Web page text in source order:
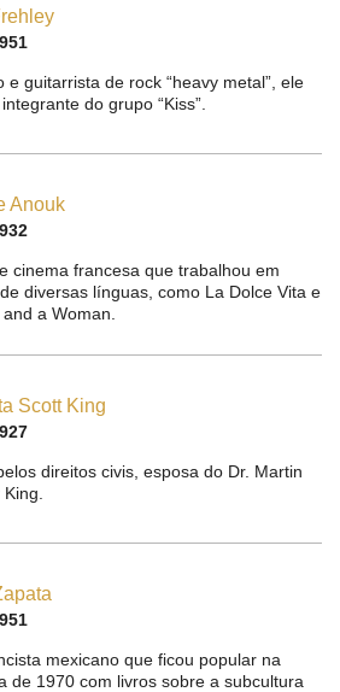
e guitarrista de rock “heavy metal”, ele
do grupo “Kiss”.
Anouk
cinema francesa que trabalhou em
diversas línguas, como La Dolce Vita e
a Woman.
Scott King
direitos civis, esposa do Dr. Martin
mexicano que ficou popular na
de 1970 com livros sobre a subcultura